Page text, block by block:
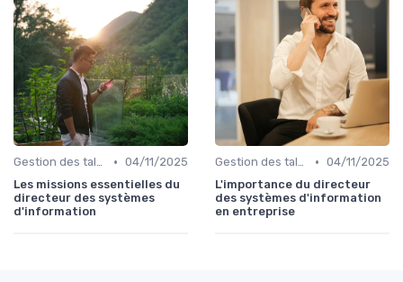
Gestion des talents IT • 04/11/2025
Les missions essentielles du
directeur des systèmes
d'information
Gestion des talents IT • 04/11/2025
L'importance du directeur
des systèmes d'information
en entreprise